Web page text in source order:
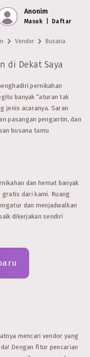
Anonim
Masuk Daftar
Vendor Busana
di Dekat Saya
pernikahan
banyak “aturan tak
jenis acaranya. Saran
pasangan pengantin, dan
busana tamu
dan hemat banyak
dari kami. Ruang
dan menjadwalkan
dikerjakan sendiri
mencari vendor yang
Dengan fitur pencarian